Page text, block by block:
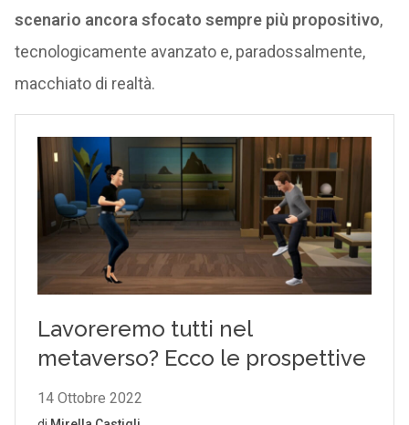
scenario ancora sfocato sempre più propositivo,
tecnologicamente avanzato e, paradossalmente,
macchiato di realtà.